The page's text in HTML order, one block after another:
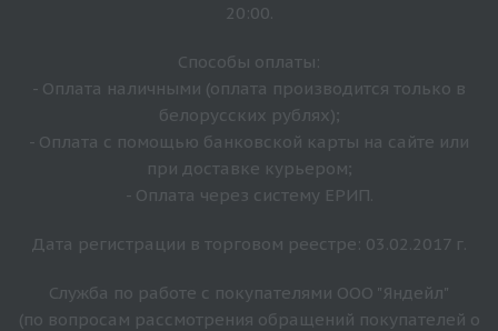
20:00.
Способы оплаты:
- Оплата наличными (оплата производится только в
белорусских рублях);
- Оплата с помощью банковской карты на сайте или
при доставке курьером;
- Оплата через систему ЕРИП.
Дата регистрации в торговом реестре: 03.02.2017 г.
Служба по работе с покупателями ООО "Яндейл"
(по вопросам рассмотрения обращений покупателей о